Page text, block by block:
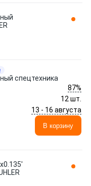
спецтехника
87%
12 шт.
13 - 16 августа
В корзину